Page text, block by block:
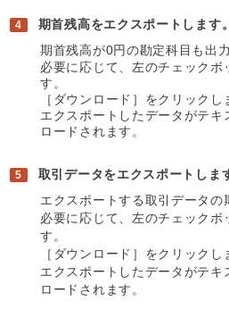
期首残高をエクスポートします。
期首残高が0円の勘定科目も出
必要に応じて、左のチェックボ
す。
［ダウンロード］をクリックし
エクスポートしたデータがテ
ロードされます。
取引データをエクスポートしま
エクスポートする取引データの
必要に応じて、左のチェックボ
す。
［ダウンロード］をクリックし
エクスポートしたデータがテ
ロードされます。